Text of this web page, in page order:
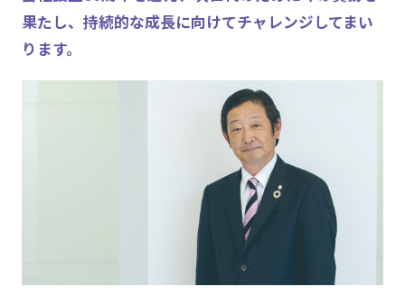
果たし、持続的な成長に向けてチャレンジしてまい
ります。